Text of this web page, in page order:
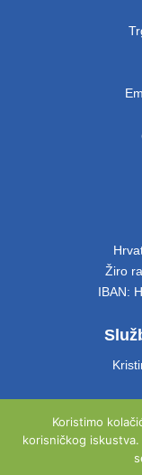
Žiro
IBAN:
Koristimo
korisničkog